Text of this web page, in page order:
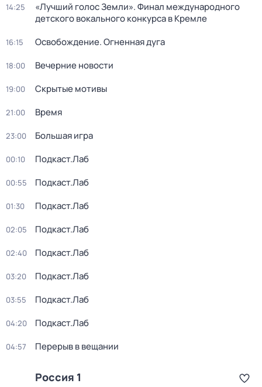
14:25
«Лучший голос Земли». Финал международного
детского вокального конкурса в Кремле
16:15 Освобождение. Огненная дуга
18:00 Вечерние новости
19:00 Скрытые мотивы
21:00 Время
23:00 Большая игра
00:10 Подкаст.Лаб
00:55 Подкаст.Лаб
01:30 Подкаст.Лаб
02:05 Подкаст.Лаб
02:40 Подкаст.Лаб
03:20 Подкаст.Лаб
03:55 Подкаст.Лаб
04:20 Подкаст.Лаб
04:57 Перерыв в вещании
Россия 1